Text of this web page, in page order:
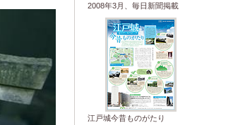
2008年3月、毎日新聞掲載
江戸城今昔ものがたり